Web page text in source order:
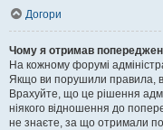
Догори
Чому я отримав
На кожному форумі
Якщо ви порушили правила,
Врахуйте, що це рішення
ніякого відношення до
не знаєте, за що отримали